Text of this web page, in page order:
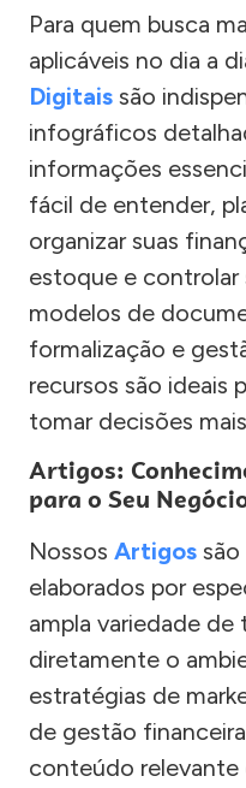
Para quem busca
aplicáveis no dia a
Digitais são
infográficos
informações
fácil de entender,
organizar suas
estoque e controlar
modelos de
formalização e
recursos são ideais
tomar decisões
Artigos:
para o Seu
Nossos Artigos
elaborados por
ampla variedade
diretamente o
estratégias de
de gestão
conteúdo relevante